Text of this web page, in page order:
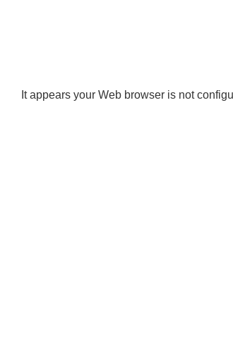
It appears your Web browser is not